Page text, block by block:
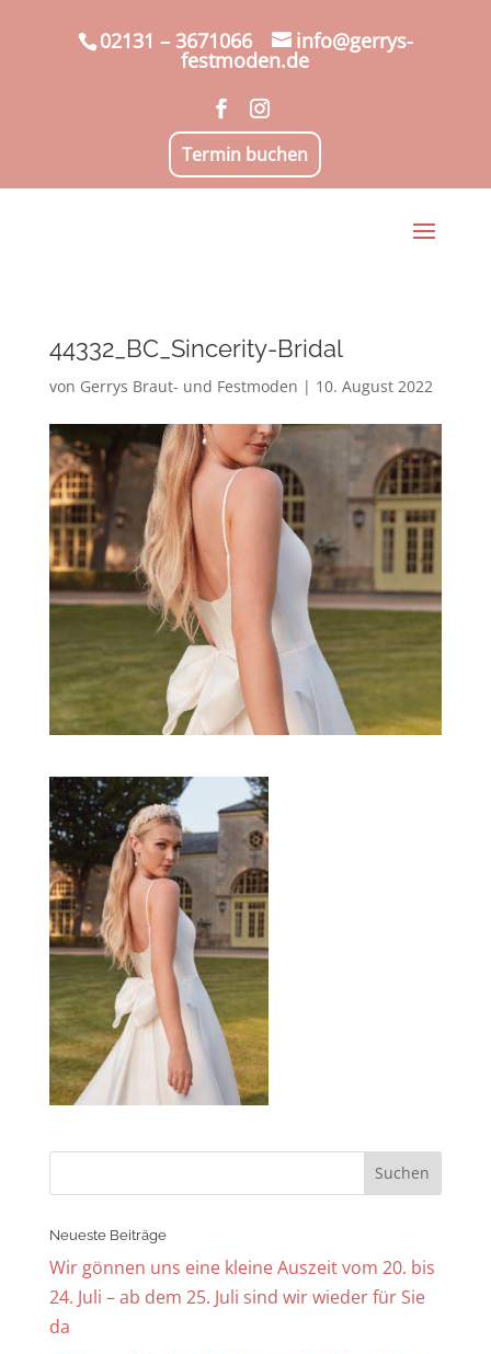
02131 – 3671066 info@gerrys-
festmoden.de
Termin buchen
44332_BC_Sincerity-Bridal
von Gerrys Braut- und Festmoden | 10. August 2022
Neueste Beiträge
Wir gönnen uns eine kleine Auszeit vom 20. bis
24. Juli – ab dem 25. Juli sind wir wieder für Sie
da